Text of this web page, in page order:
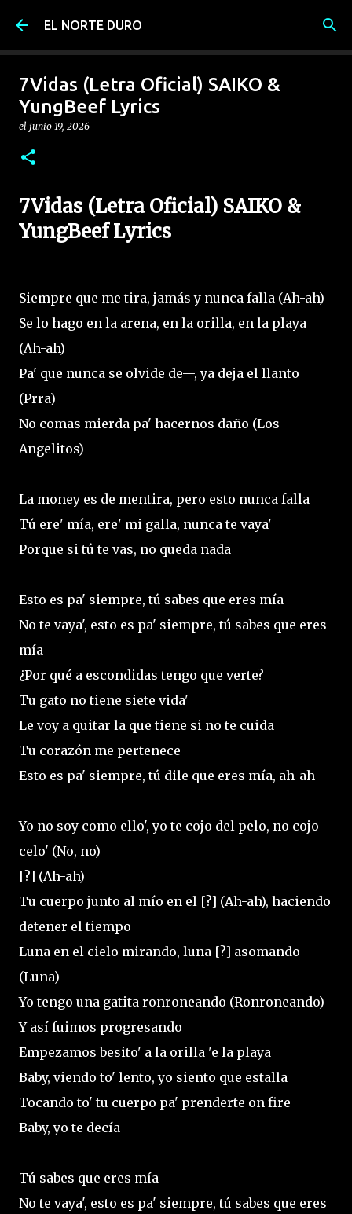
Ir al contenido principal
EL NORTE DURO
7Vidas (Letra Oficial) SAIKO &
YungBeef Lyrics
el junio 19, 2026
7Vidas (Letra Oficial) SAIKO &
YungBeef Lyrics
Siempre que me tira, jamás y nunca falla (Ah-ah)
Se lo hago en la arena, en la orilla, en la playa
(Ah-ah)
Pa' que nunca se olvide de—, ya deja el llanto
(Prra)
No comas mierda pa' hacernos daño (Los
Angelitos)
La money es de mentira, pero esto nunca falla
Tú ere' mía, ere' mi galla, nunca te vaya'
Porque si tú te vas, no queda nada
Esto es pa' siempre, tú sabes que eres mía
No te vaya', esto es pa' siempre, tú sabes que eres
mía
¿Por qué a escondidas tengo que verte?
Tu gato no tiene siete vida'
Le voy a quitar la que tiene si no te cuida
Tu corazón me pertenece
Esto es pa' siempre, tú dile que eres mía, ah-ah
Yo no soy como ello', yo te cojo del pelo, no cojo
celo' (No, no)
[?] (Ah-ah)
Tu cuerpo junto al mío en el [?] (Ah-ah), haciendo
detener el tiempo
Luna en el cielo mirando, luna [?] asomando
(Luna)
Yo tengo una gatita ronroneando (Ronroneando)
Y así fuimos progresando
Empezamos besito' a la orilla 'e la playa
Baby, viendo to' lento, yo siento que estalla
Tocando to' tu cuerpo pa' prenderte on fire
Baby, yo te decía
Tú sabes que eres mía
No te vaya', esto es pa' siempre, tú sabes que eres